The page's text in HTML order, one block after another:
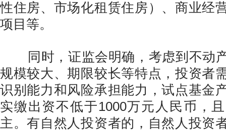
性住房、市场化租赁住房）、商业经
项目等。
同时，证监会明确，考虑到不动
规模较大、期限较长等特点，投资者
识别能力和风险承担能力，试点基金
实缴出资不低于1000万元人民币，
主。有自然人投资者的，自然人投资